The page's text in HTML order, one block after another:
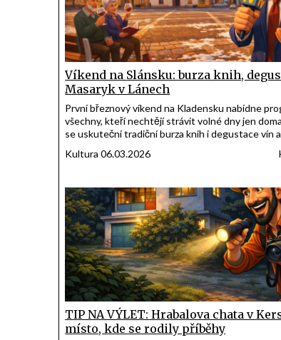
Víkend na Slánsku: burza knih,
Masaryk v Lánech
První březnový víkend na Kladensku nabídne
všechny, kteří nechtějí strávit volné dny jen
se uskuteční tradiční burza knih i degustace vín
Mezinárodního dne žen a v Lánech si
Kladně a Unhošti.
Kultura 06.03.2026
TIP NA VÝLET: Hrabalova chata v
místo, kde se rodily příběhy